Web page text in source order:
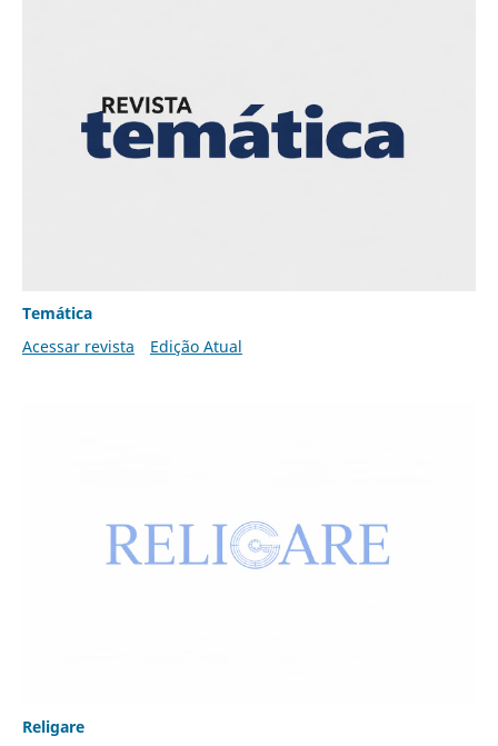
Temática
Acessar revista
Edição Atual
Religare